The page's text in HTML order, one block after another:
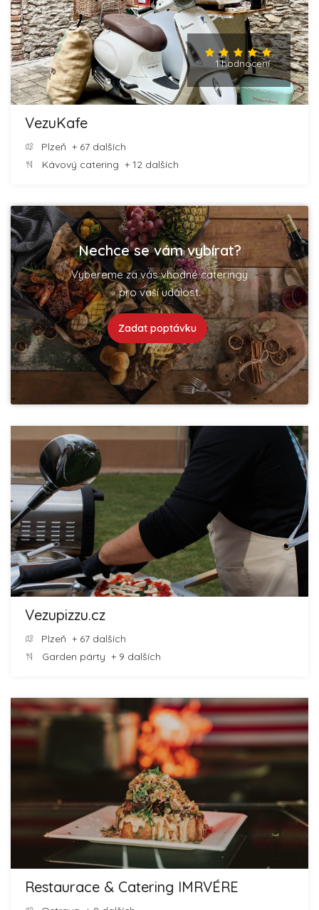
1 hodnocení
VezuKafe
Plzeň + 67 dalších
Kávový catering + 12 dalších
Nechce se vám vybírat?
Vybereme za vás vhodné cateringy
pro vaší událost.
Zadat poptávku
Vezupizzu.cz
Plzeň + 67 dalších
Garden párty + 9 dalších
Restaurace & Catering IMRVÉRE